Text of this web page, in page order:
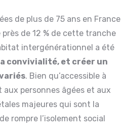
de plus de 75 ans en France
de 12 % de cette tranche
intergénérationnel a été
convivialité, et créer un
. Bien qu’accessible à
personnes âgées et aux
majeures qui sont la
rompre l’isolement social